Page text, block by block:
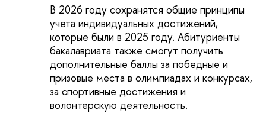
В 2026 году сохранятся общие принципы
учета индивидуальных достижений,
которые были в 2025 году. Абитуриенты
бакалавриата также смогут получить
дополнительные баллы за победные и
призовые места в олимпиадах и конкурсах,
за спортивные достижения и
волонтерскую деятельность.